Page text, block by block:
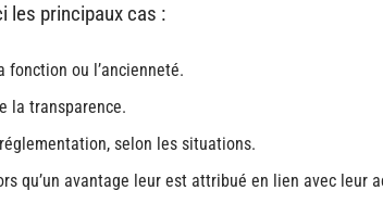
les principaux cas :
ou l’ancienneté.
la transparence.
selon les situations.
qu’un avantage leur est attribué en lien avec leur